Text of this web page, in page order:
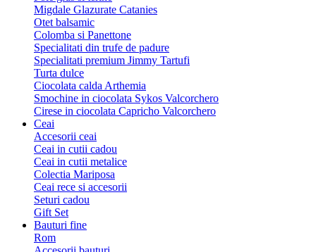
Migdale Glazurate Catanies
Otet balsamic
Colomba si Panettone
Specialitati din trufe de padure
Specialitati premium Jimmy Tartufi
Turta dulce
Ciocolata calda Arthemia
Smochine in ciocolata Sykos Valcorchero
Cirese in ciocolata Capricho Valcorchero
Ceai
Accesorii ceai
Ceai in cutii cadou
Ceai in cutii metalice
Colectia Mariposa
Ceai rece si accesorii
Seturi cadou
Gift Set
Bauturi fine
Rom